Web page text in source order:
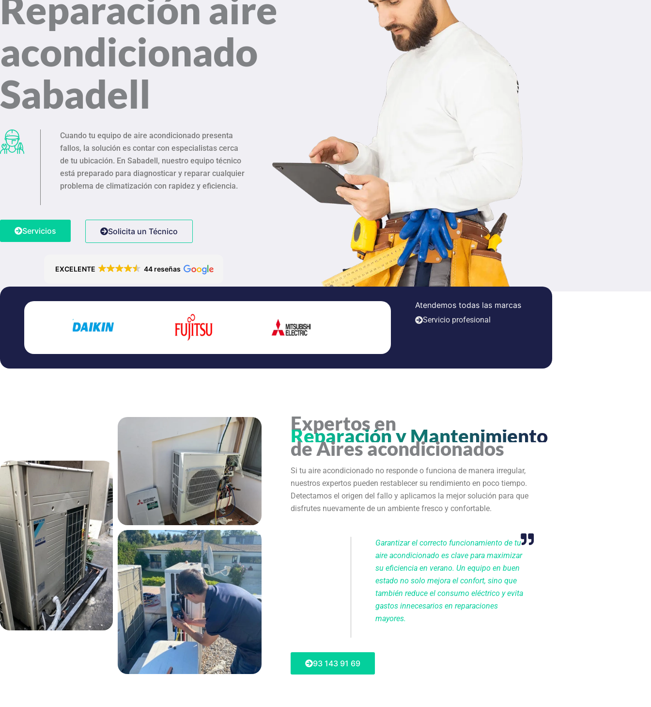
acondicionado
Sabadell
Cuando tu equipo de aire acondicionado presenta
fallos, la solución es contar con especialistas cerca
de tu ubicación. En Sabadell, nuestro equipo técnico
está preparado para diagnosticar y reparar cualquier
problema de climatización con rapidez y eficiencia.
Servicios Solicita un Técnico
EXCELENTE 44 reseñas
Atendemos todas las marcas
Servicio profesional
Expertos en
Reparación y Mantenimiento
de Aires acondicionados
Si tu aire acondicionado no responde o funciona de manera irregular,
nuestros expertos pueden restablecer su rendimiento en poco tiempo.
Detectamos el origen del fallo y aplicamos la mejor solución para que
disfrutes nuevamente de un ambiente fresco y confortable.
Garantizar el correcto funcionamiento de tu
aire acondicionado es clave para maximizar
su eficiencia en verano. Un equipo en buen
estado no solo mejora el confort, sino que
también reduce el consumo eléctrico y evita
gastos innecesarios en reparaciones
mayores.
93 143 91 69